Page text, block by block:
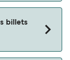
billets